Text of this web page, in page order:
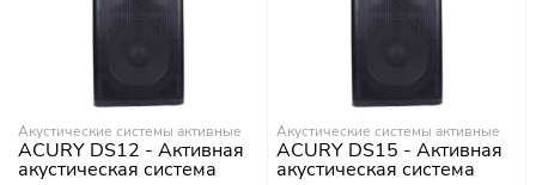
Акустические системы активные
ACURY DS12 - Активная
акустическая система
Акустические системы активные
ACURY DS15 - Активная
акустическая система